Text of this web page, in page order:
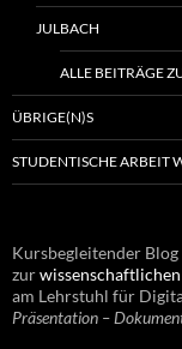
JULBACH
ALLE BEITRÄGE
ÜBRIGE(N)S
STUDENTISCHE ARBEIT
Kursbegleitender Blog
zur
am Lehrstuhl für
Präsentation –